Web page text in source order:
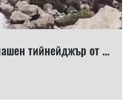
тийнейджър от ...